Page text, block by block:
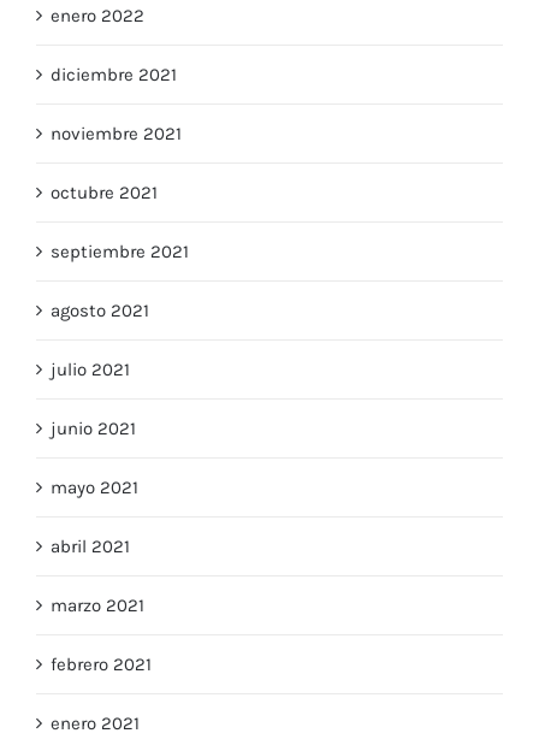
enero 2022
diciembre 2021
noviembre 2021
octubre 2021
septiembre 2021
agosto 2021
julio 2021
junio 2021
mayo 2021
abril 2021
marzo 2021
febrero 2021
enero 2021